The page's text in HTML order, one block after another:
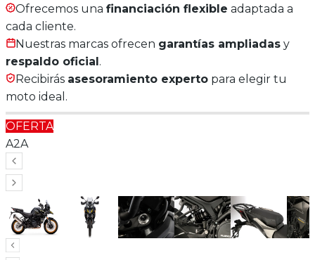
Ofrecemos una financiación flexible adaptada a
cada cliente.
Nuestras marcas ofrecen garantías ampliadas y
respaldo oficial .
Recibirás asesoramiento experto para elegir tu
moto ideal.
OFERTA
A2A